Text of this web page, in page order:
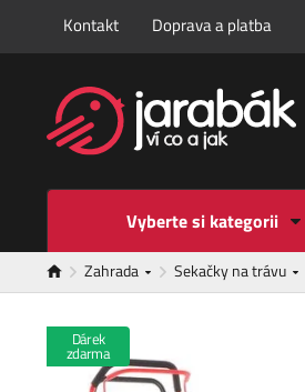
Kontakt Doprava a platba
Vyberte si kategorii
Zahrada Sekačky na trávu
Dárek
zdarma